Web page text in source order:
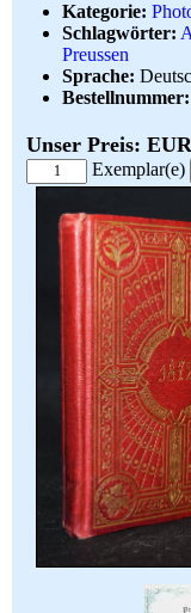
Links
Impressum
Kategorie:
Schlagwörter:
Preussen
Sprache:
Bestellnummer:
Unser Preis:
Exemplar(e)